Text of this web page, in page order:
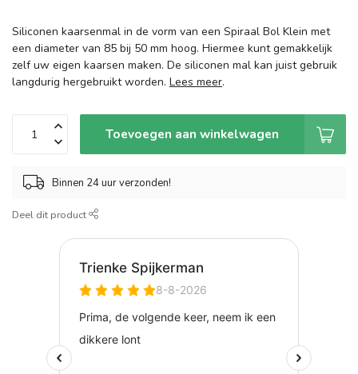
Siliconen kaarsenmal in de vorm van een Spiraal Bol Klein met
een diameter van 85 bij 50 mm hoog. Hiermee kunt gemakkelijk
zelf uw eigen kaarsen maken. De siliconen mal kan juist gebruik
langdurig hergebruikt worden. Lees meer.
Toevoegen aan winkelwagen
Binnen 24 uur verzonden!
Deel dit product